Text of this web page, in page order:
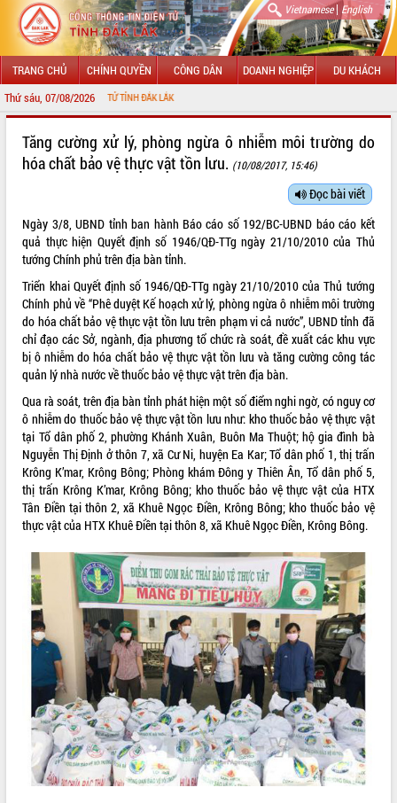
Vietnamese| English
TRANG CHỦ CHÍNH QUYỀN CÔNG DÂN DOANH NGHIỆP DU KHÁCH
Thứ sáu, 07/08/2026
TIN ĐIỆN TỬ TỈNH ĐẮK LẮK
LÃNH ĐẠO UBND TỈNH
SỞ, BAN, NGÀNH
THÔNG TIN CHỈ ĐẠO ĐIỀU HÀNH
HỆ THỐNG VĂN BẢN
VĂN BẢN HĐND TỈNH
ĐIỂM TIN VĂN BẢN
QUY HOẠCH - KẾ HOẠCH
Tăng cường xử lý, phòng ngừa ô nhiễm môi trường do
hóa chất bảo vệ thực vật tồn lưu. (10/08/2017, 15:46)
Đọc bài viết
Ngày 3/8, UBND tỉnh ban hành Báo cáo số 192/BC-UBND báo cáo kết
quả thực hiện Quyết định số 1946/QĐ-TTg ngày 21/10/2010 của Thủ
tướng Chính phủ trên địa bàn tỉnh.
Triển khai Quyết định số 1946/QĐ-TTg ngày 21/10/2010 của Thủ tướng
Chính phủ về “Phê duyệt Kế hoạch xử lý, phòng ngừa ô nhiễm môi trường
do hóa chất bảo vệ thực vật tồn lưu trên phạm vi cả nước”, UBND tỉnh đã
chỉ đạo các Sở, ngành, địa phương tổ chức rà soát, đề xuất các khu vực
bị ô nhiễm do hóa chất bảo vệ thực vật tồn lưu và tăng cường công tác
quản lý nhà nước về thuốc bảo vệ thực vật trên địa bàn.
Qua rà soát, trên địa bàn tỉnh phát hiện một số điểm nghi ngờ, có nguy cơ
ô nhiễm do thuốc bảo vệ thực vật tồn lưu như: kho thuốc bảo vệ thực vật
tại Tổ dân phố 2, phường Khánh Xuân, Buôn Ma Thuột; hộ gia đình bà
Nguyễn Thị Định ở thôn 7, xã Cư Ni, huyện Ea Kar; Tổ dân phố 1, thị trấn
Krông K’mar, Krông Bông; Phòng khám Đông y Thiên Ân, Tổ dân phố 5,
thị trấn Krông K’mar, Krông Bông; kho thuốc bảo vệ thực vật của HTX
Tân Điền tại thôn 2, xã Khuê Ngọc Điền, Krông Bông; kho thuốc bảo vệ
thực vật của HTX Khuê Điền tại thôn 8, xã Khuê Ngọc Điền, Krông Bông.